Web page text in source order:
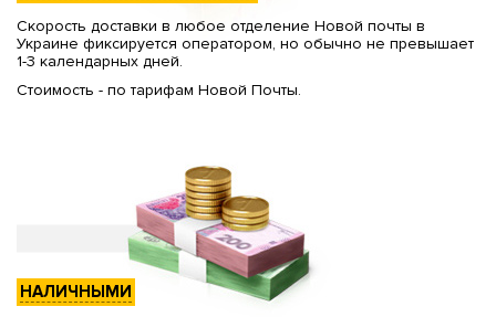
Скорость доставки в любое отделение Новой почты в
Украине фиксируется оператором, но обычно не превышает
1-3 календарных дней.
Стоимость - по тарифам Новой Почты.
НАЛИЧНЫМИ